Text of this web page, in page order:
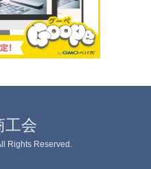
工会
Rights Reserved.